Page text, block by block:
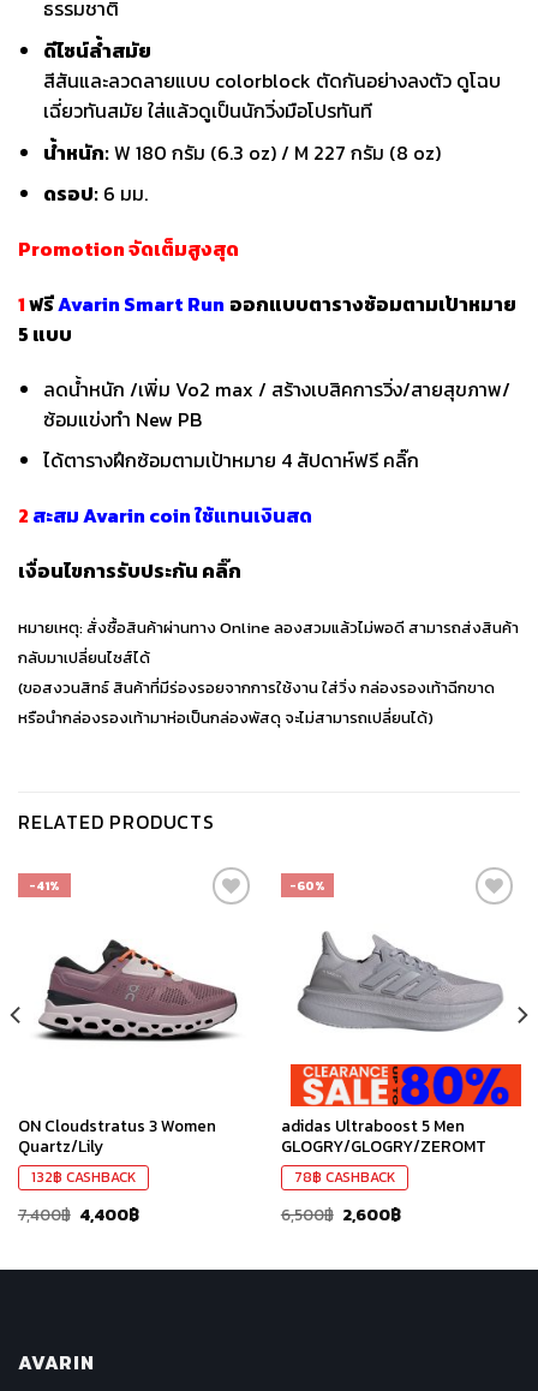
ธรรมชาติ
ดีไซน์ล้ำสมัย
สีสันและลวดลายแบบ colorblock ตัดกันอย่างลงตัว ดูโฉบ
เฉี่ยวทันสมัย ใส่แล้วดูเป็นนักวิ่งมือโปรทันที
น้ำหนัก:W 180 กรัม (6.3 oz) / M 227 กรัม (8 oz)
ดรอป:6 มม.
Promotion จัดเต็มสูงสุด
1ฟรีAvarin Smart Run ออกแบบตารางซ้อมตามเป้าหมาย
5 แบบ
ลดน้ำหนัก /เพิ่ม Vo2 max / สร้างเบสิคการวิ่ง/สายสุขภาพ/
ซ้อมแข่งทำ New PB
ได้ตารางฝึกซ้อมตามเป้าหมาย 4 สัปดาห์ฟรี คลิ๊ก
2 สะสม Avarin coin ใช้แทนเงินสด
เงื่อนไขการรับประกัน คลิ๊ก
หมายเหตุ: สั่งซื้อสินค้าผ่านทาง Online ลองสวมแล้วไม่พอดี สามารถส่งสินค้า
กลับมาเปลี่ยนไซส์ได้
(ขอสงวนสิทธ์ สินค้าที่มีร่องรอยจากการใช้งาน ใส่วิ่ง กล่องรองเท้าฉีกขาด
หรือนำกล่องรองเท้ามาห่อเป็นกล่องพัสดุ จะไม่สามารถเปลี่ยนได้)
RELATED PRODUCTS
-41%
ที่ชอบ
ON Cloudstratus 3 Women
Quartz/Lily
132฿ CASHBACK
7,400฿ 4,400฿
-60%
ที่ชอบ
adidas Ultraboost 5 Men
GLOGRY/GLOGRY/ZEROMT
78฿ CASHBACK
6,500฿ 2,600฿
AVARIN